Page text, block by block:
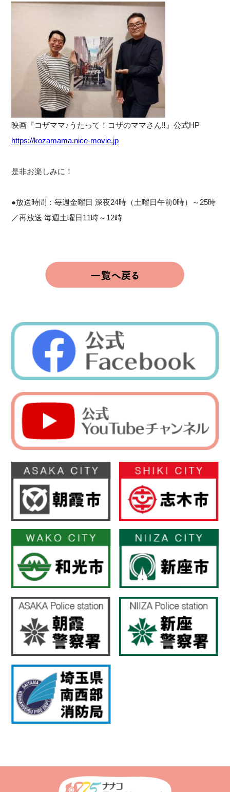
映画『コザママ♪うたって！コザのママさん‼』公式HP
https://kozamama.nice-movie.jp
是非お楽しみに！
●放送時間：毎週金曜日 深夜24時（土曜日午前0時）～25時
／再放送 毎週土曜日11時～12時